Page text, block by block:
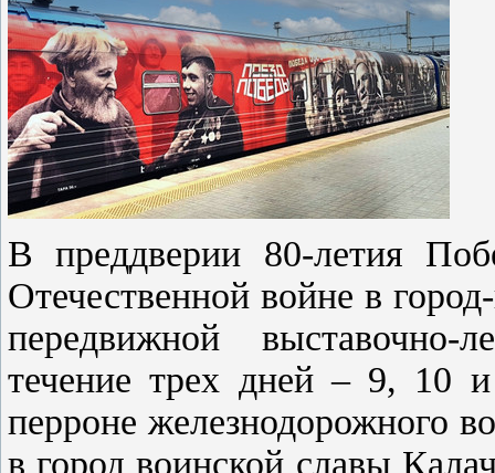
В преддверии 80-летия
Отечественной войне в
передвижной
течение трех дней – 9, 10
перроне железнодорожного
в город воинской славы